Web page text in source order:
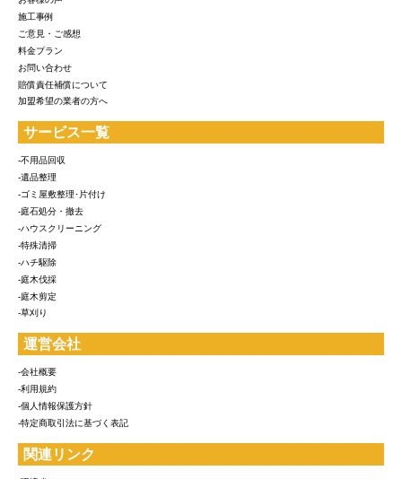
施工事例
ご意見・ご感想
料金プラン
お問い合わせ
賠償責任補償について
加盟希望の業者の方へ
サービス一覧
-不用品回収
-遺品整理
-ゴミ屋敷整理･片付け
-庭石処分・撤去
-ハウスクリーニング
-特殊清掃
-ハチ駆除
-庭木伐採
-庭木剪定
-草刈り
運営会社
-会社概要
-利用規約
-個人情報保護方針
-特定商取引法に基づく表記
関連リンク